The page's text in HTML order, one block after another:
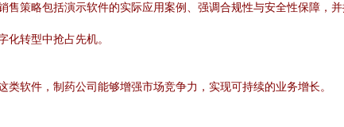
策略包括演示软件的实际应用案例、强调合规性与安全性保障，
转型中抢占先机。
软件，制药公司能够增强市场竞争力，实现可持续的业务增长。